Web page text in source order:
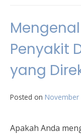
Penyakit
yang
Posted on
Apakah Anda